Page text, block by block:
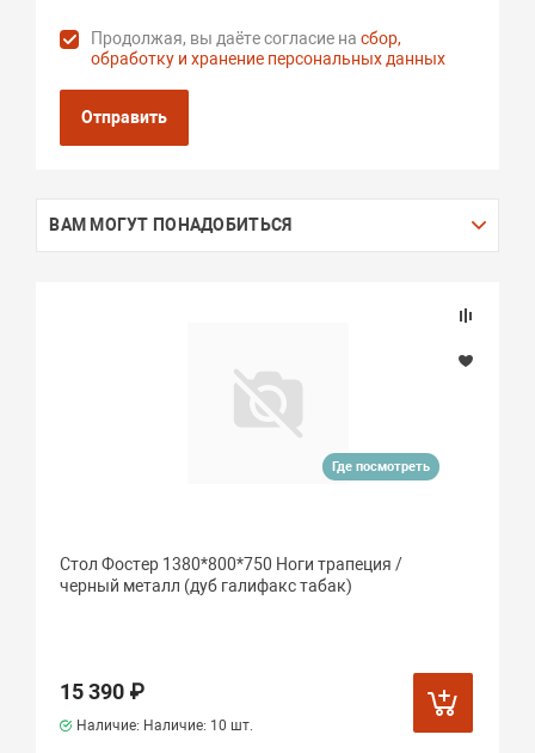
Продолжая, вы даёте согласие насбор,
обработку и хранение персональных данных
Отправить
ВАМ МОГУТ ПОНАДОБИТЬСЯ
Где посмотреть
Стол Фостер 1380*800*750 Ноги трапеция /
черный металл (дуб галифакс табак)
15 390 ₽
Наличие: Наличие: 10 шт.